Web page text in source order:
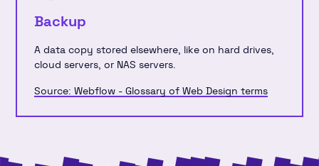
Backup
A data copy stored elsewhere, like on hard drives,
cloud servers, or NAS servers.
Source: Webflow - Glossary of Web Design terms